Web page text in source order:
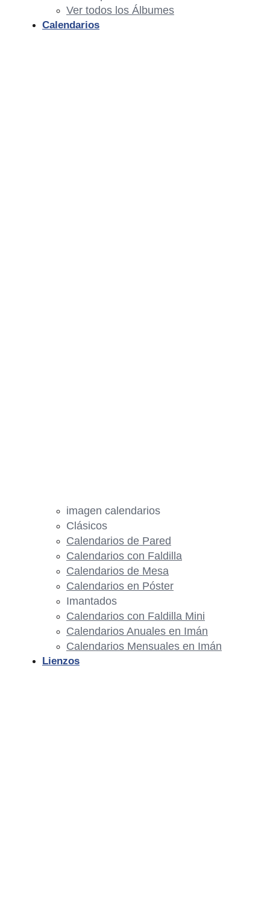
Ver todos los Álbumes
Calendarios
imagen calendarios
Clásicos
Calendarios de Pared
Calendarios con Faldilla
Calendarios de Mesa
Calendarios en Póster
Imantados
Calendarios con Faldilla Mini
Calendarios Anuales en Imán
Calendarios Mensuales en Imán
Lienzos